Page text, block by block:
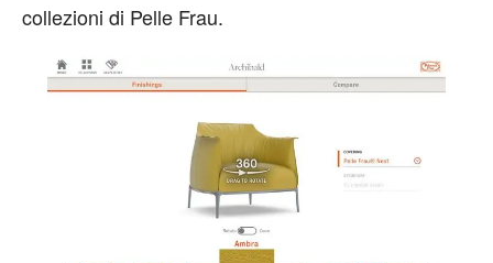
collezioni di Pelle Frau.